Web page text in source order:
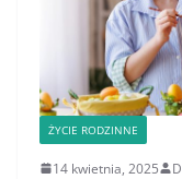
ŻYCIE RODZINNE
14 kwietnia, 2025